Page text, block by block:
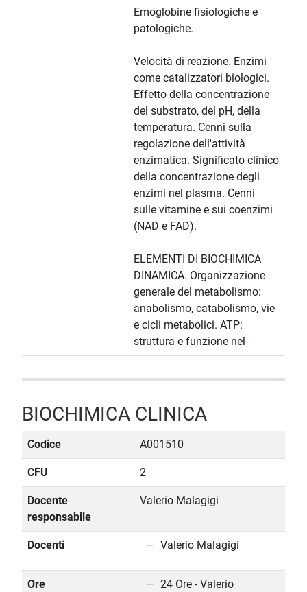
Emoglobine fisiologiche e
patologiche.
Velocità di reazione. Enzimi
come catalizzatori biologici.
Effetto della concentrazione
del substrato, del pH, della
temperatura. Cenni sulla
regolazione dell'attività
enzimatica. Significato clinico
della concentrazione degli
enzimi nel plasma. Cenni
sulle vitamine e sui coenzimi
(NAD e FAD).
ELEMENTI DI BIOCHIMICA
DINAMICA. Organizzazione
generale del metabolismo:
anabolismo, catabolismo, vie
e cicli metabolici. ATP:
struttura e funzione nel
BIOCHIMICA CLINICA
Codice A001510
CFU 2
Docente
responsabile
Valerio Malagigi
Docenti Valerio Malagigi
Ore
24 Ore - Valerio